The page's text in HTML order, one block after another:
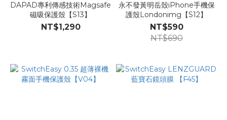
DAPAD專利傳感技術Magsafe
磁吸保護殼【S13】
NT$1,290
永不發黃明岳殼iPhone手機保
護殼Londonimg【S12】
NT$590
NT$690